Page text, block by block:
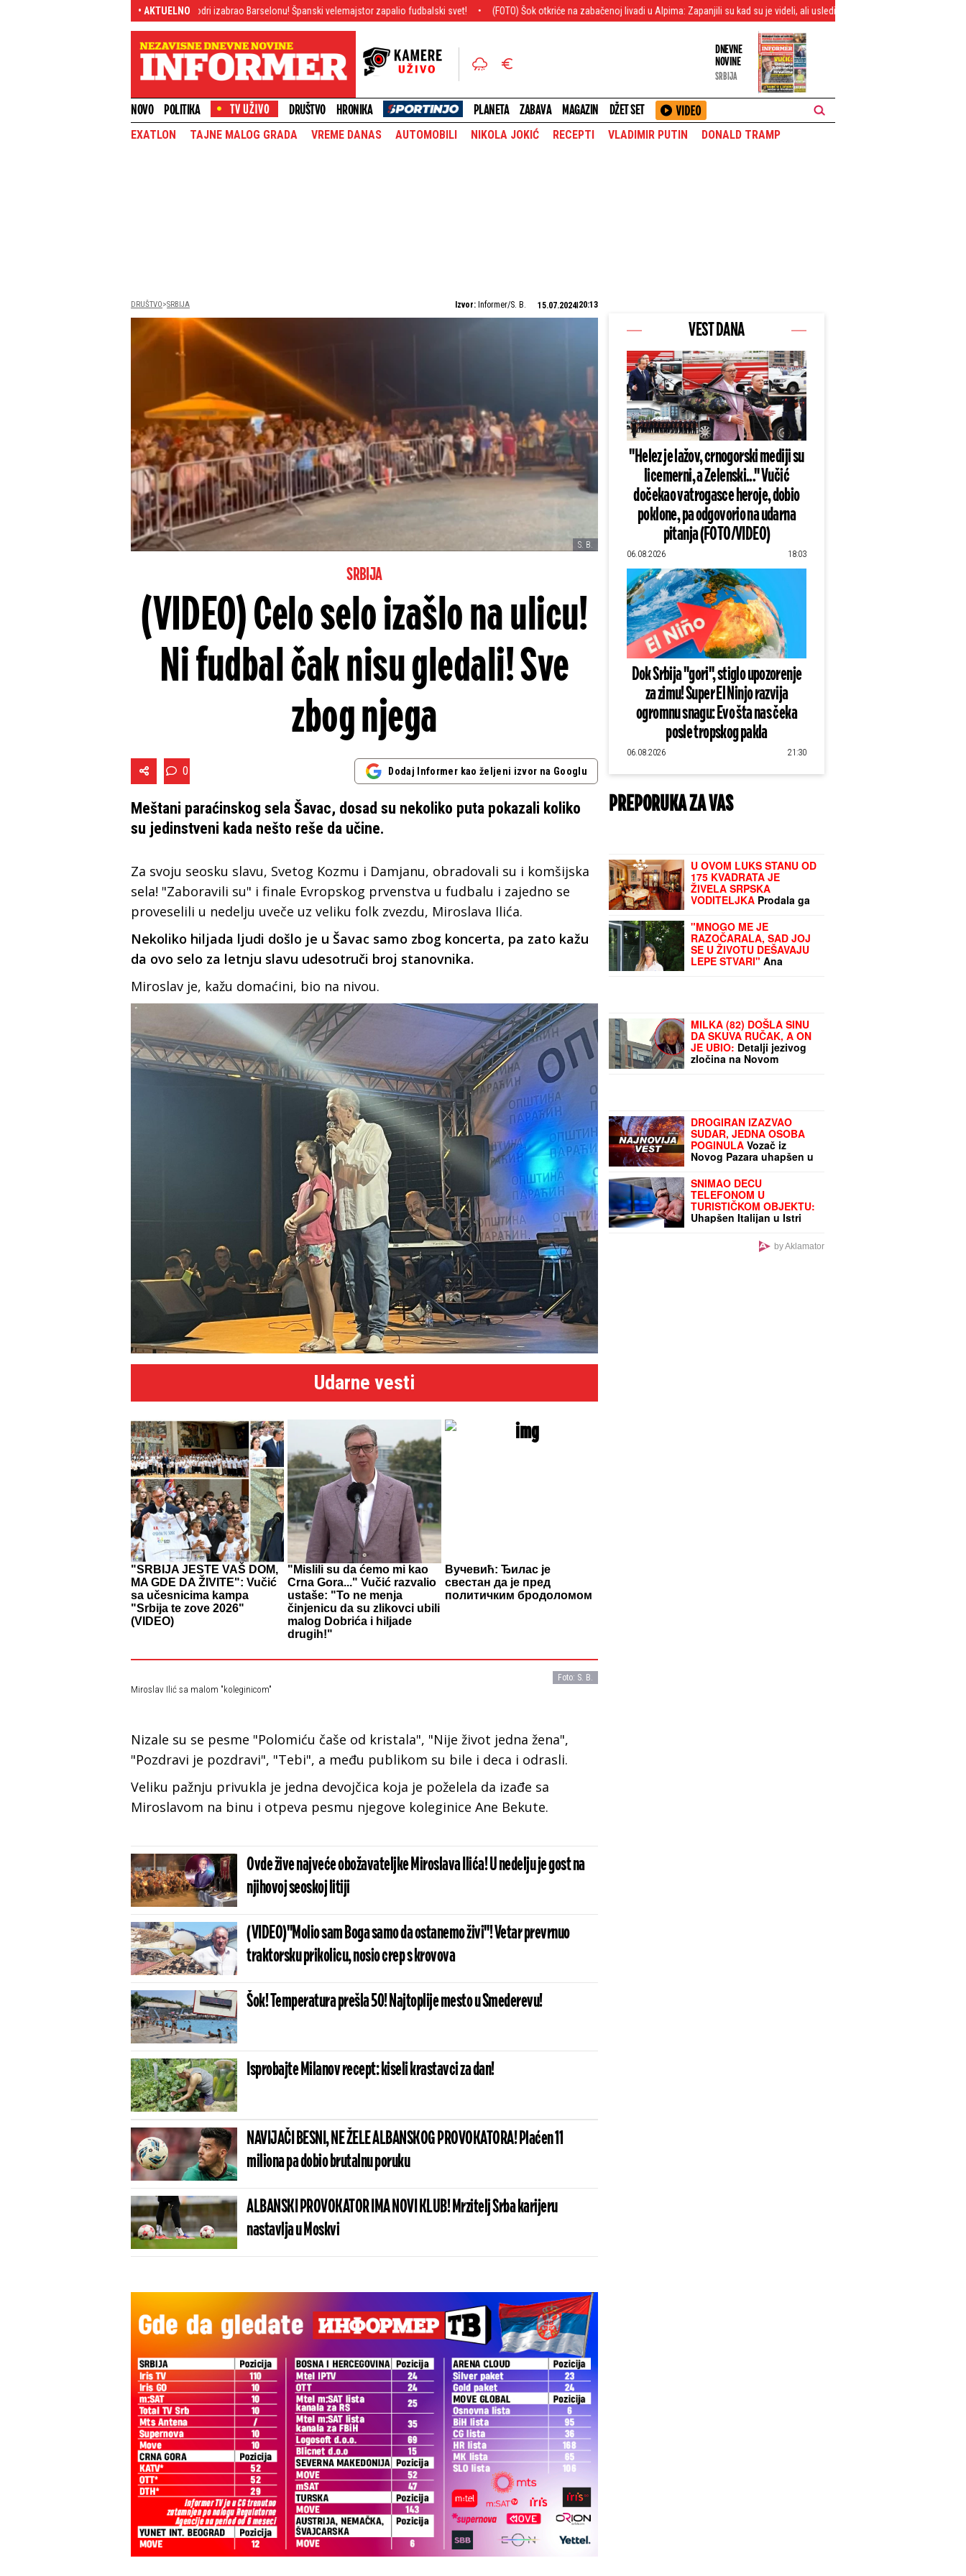
• AKTUELNO
Bomba decenije: Rodri izabrao Barselonu! Španski velemajstor zapalio fudbalski svet! (FOTO) Šok otkriće na zabačenoj livadi u Alpima: Zapanjili su kad su je videli, ali usledilo je još veće iznenađenje
DNEVNE
NOVINE
SRBIJA
NOVO POLITIKA DRUŠTVO HRONIKA PLANETA ZABAVA MAGAZIN DŽET SET
EXATLON TAJNE MALOG GRADA VREME DANAS AUTOMOBILI NIKOLA JOKIĆ RECEPTI VLADIMIR PUTIN DONALD TRAMP
DRUŠTVO SRBIJA Izvor: Informer/S. B. 15.07.2024 20:13
S. B.
SRBIJA
(VIDEO) Celo selo izašlo na ulicu!
Ni fudbal čak nisu gledali! Sve
zbog njega
0 Dodaj Informer kao željeni izvor na Googlu
Meštani paraćinskog sela Šavac, dosad su nekoliko puta pokazali koliko
su jedinstveni kada nešto reše da učine.
Za svoju seosku slavu, Svetog Kozmu i Damjanu, obradovali su i komšijska
sela! "Zaboravili su" i finale Evropskog prvenstva u fudbalu i zajedno se
proveselili u nedelju uveče uz veliku folk zvezdu, Miroslava Ilića.
Nekoliko hiljada ljudi došlo je u Šavac samo zbog koncerta, pa zato kažu
da ovo selo za letnju slavu udesotruči broj stanovnika.
Miroslav je, kažu domaćini, bio na nivou.
Udarne vesti
"SRBIJA JESTE VAŠ DOM,
MA GDE DA ŽIVITE": Vučić
sa učesnicima kampa
"Srbija te zove 2026"
(VIDEO)
"Mislili su da ćemo mi kao
Crna Gora..." Vučić razvalio
ustaše: "To ne menja
činjenicu da su zlikovci ubili
malog Dobrića i hiljade
drugih!"
Вучевић: Ђилас је
свестан да је пред
политичким бродоломом
Foto: S. B.
Miroslav Ilić sa malom "koleginicom"
Nizale su se pesme "Polomiću čaše od kristala", "Nije život jedna žena",
"Pozdravi je pozdravi", "Tebi", a među publikom su bile i deca i odrasli.
Veliku pažnju privukla je jedna devojčica koja je poželela da izađe sa
Miroslavom na binu i otpeva pesmu njegove koleginice Ane Bekute.
Ovde žive najveće obožavateljke Miroslava Ilića! U nedelju je gost na
njihovoj seoskoj litiji
(VIDEO)"Molio sam Boga samo da ostanemo živi"! Vetar prevrnuo
traktorsku prikolicu, nosio crep s krovova
Šok! Temperatura prešla 50! Najtoplije mesto u Smederevu!
Isprobajte Milanov recept: kiseli krastavci za dan!
NAVIJAČI BESNI, NE ŽELE ALBANSKOG PROVOKATORA! Plaćen 11
miliona pa dobio brutalnu poruku
ALBANSKI PROVOKATOR IMA NOVI KLUB! Mrzitelj Srba karijeru
nastavlja u Moskvi
VEST DANA
"Helez je lažov, crnogorski mediji su
licemerni, a Zelenski..." Vučić
dočekao vatrogasce heroje, dobio
poklone, pa odgovorio na udarna
pitanja (FOTO/VIDEO)
06.08.2026 18:03
Dok Srbija "gori", stiglo upozorenje
za zimu! Super El Ninjo razvija
ogromnu snagu: Evo šta nas čeka
posle tropskog pakla
06.08.2026 21:30
PREPORUKA ZA VAS
U OVOM LUKS STANU OD
175 KVADRATA JE
ŽIVELA SRPSKA
VODITELJKA Prodala ga
za POLA MILIONA evra,
pa iz centra Beograda
otišla na Voždovac:
"Odluku donela na
brzinu"
"MNOGO ME JE
RAZOČARALA, SAD JOJ
SE U ŽIVOTU DEŠAVAJU
LEPE STVARI" Ana
MILKA (82) DOŠLA SINU
DA SKUVA RUČAK, A ON
JE UBIO: Detalji jezivog
zločina na Novom
DROGIRAN IZAZVAO
SUDAR, JEDNA OSOBA
POGINULA Vozač iz
Novog Pazara uhapšen u
Ulcinju: U nesreći dvoje
povređeno
SNIMAO DECU
TELEFONOM U
TURISTIČKOM OBJEKTU:
Uhapšen Italijan u Istri
by Aklamator